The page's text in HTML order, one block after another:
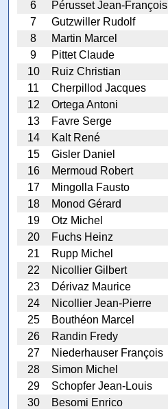
6 Pérusset Jean-François
7
Gutzwiller Rudolf
8
Martin Marcel
9
Pittet Claude
10
Ruiz Christian
11
Cherpillod Jacques
12
Ortega Antoni
13
Favre Serge
14
Kalt René
15
Gisler Daniel
16
Mermoud Robert
17
Mingolla Fausto
18
Monod Gérard
19
Otz Michel
20
Fuchs Heinz
21
Rupp Michel
22
Nicollier Gilbert
23
Dérivaz Maurice
24
Nicollier Jean-Pierre
25
Bouthéon Marcel
26
Randin Fredy
27
Niederhauser François
28
Simon Michel
29
Schopfer Jean-Louis
30
Besomi Enrico